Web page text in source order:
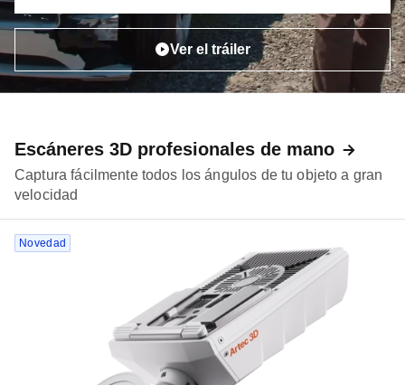
Ver el tráiler
Escáneres 3D profesionales de mano
Captura fácilmente todos los ángulos de tu objeto a gran
velocidad
Novedad